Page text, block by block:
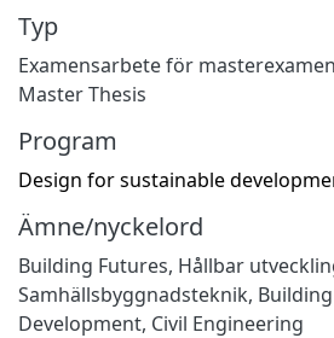
Typ
Examensarbete för masterexamen
Master Thesis
Program
Design for sustainable
Ämne/nyckelord
Building Futures, Hållbar
Samhällsbyggnadsteknik,
Development, Civil Engineering